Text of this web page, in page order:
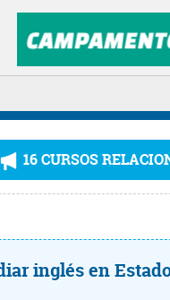
16 CURSOS
inglés en